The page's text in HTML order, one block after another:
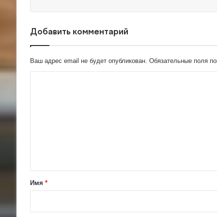
Добавить комментарий
Ваш адрес email не будет опубликован. Обязательные поля
а
Имя *